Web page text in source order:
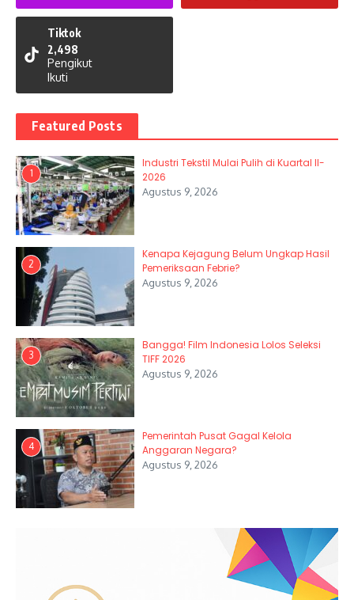
Tiktok
2,498
Pengikut
Ikuti
Featured Posts
1
Industri Tekstil Mulai Pulih di Kuartal II-
2026
Agustus 9, 2026
2
Kenapa Kejagung Belum Ungkap Hasil
Pemeriksaan Febrie?
Agustus 9, 2026
3
Bangga! Film Indonesia Lolos Seleksi
TIFF 2026
Agustus 9, 2026
4
Pemerintah Pusat Gagal Kelola
Anggaran Negara?
Agustus 9, 2026